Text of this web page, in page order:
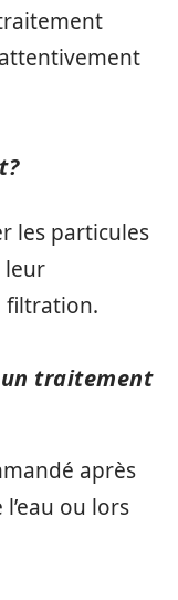
les particules
leur
filtration.
traitement
après
ou lors